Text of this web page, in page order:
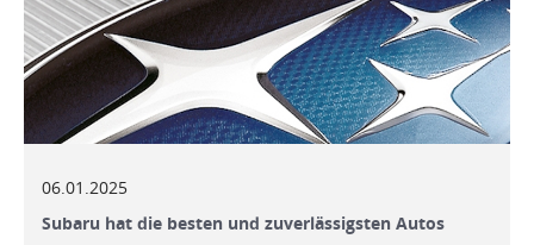
06.01.2025
Subaru hat die besten und zuverlässigsten Autos